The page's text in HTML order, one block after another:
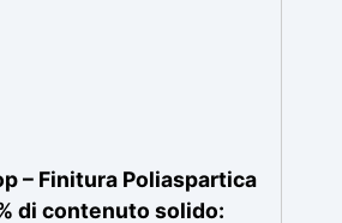
– Finitura Poliaspartica
di contenuto solido: